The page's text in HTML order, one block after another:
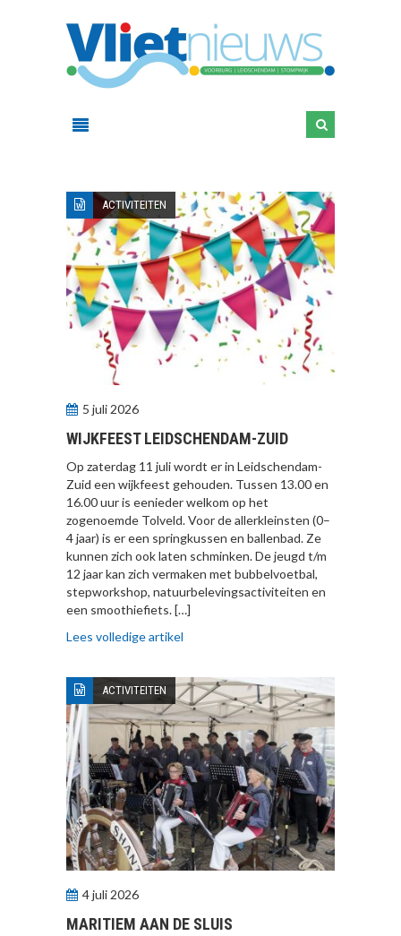
ACTIVITEITEN
5 juli 2026
WIJKFEEST LEIDSCHENDAM-ZUID
Op zaterdag 11 juli wordt er in Leidschendam-
Zuid een wijkfeest gehouden. Tussen 13.00 en
16.00 uur is eenieder welkom op het
zogenoemde Tolveld. Voor de allerkleinsten (0–
4 jaar) is er een springkussen en ballenbad. Ze
kunnen zich ook laten schminken. De jeugd t/m
12 jaar kan zich vermaken met bubbelvoetbal,
stepworkshop, natuurbelevingsactiviteiten en
een smoothiefiets. […]
Lees volledige artikel
ACTIVITEITEN
4 juli 2026
MARITIEM AAN DE SLUIS